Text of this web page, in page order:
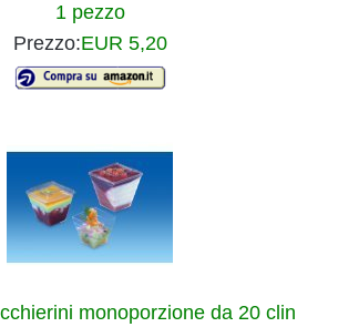
1 pezzo
Prezzo:EUR 5,20
monoporzione da 20 clin